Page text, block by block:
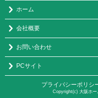
ホーム
会社概要
お問い合わせ
PCサイト
プライバシーポリシ
Copyright(c) 大阪ホ